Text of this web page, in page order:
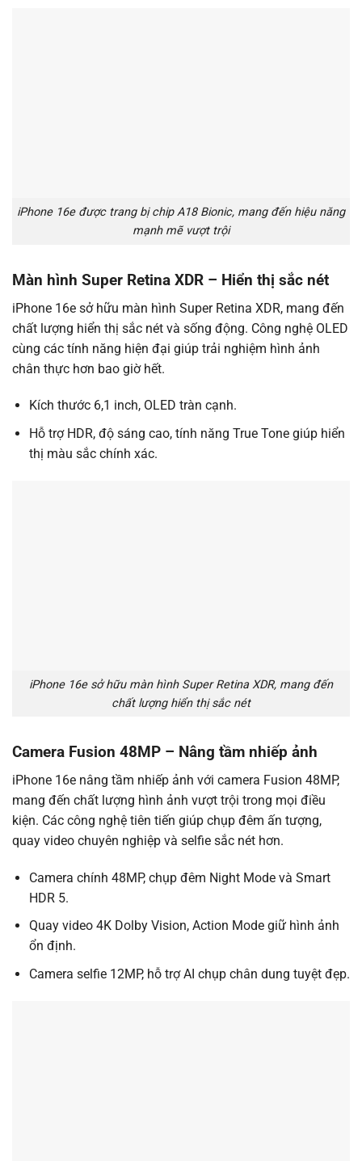
iPhone 16e được trang bị chip A18 Bionic, mang đến hiệu năng
mạnh mẽ vượt trội
Màn hình Super Retina XDR – Hiển thị sắc nét
iPhone 16e sở hữu màn hình Super Retina XDR, mang đến
chất lượng hiển thị sắc nét và sống động. Công nghệ OLED
cùng các tính năng hiện đại giúp trải nghiệm hình ảnh
chân thực hơn bao giờ hết.
Kích thước 6,1 inch, OLED tràn cạnh.
Hỗ trợ HDR, độ sáng cao, tính năng True Tone giúp hiển
thị màu sắc chính xác.
iPhone 16e sở hữu màn hình Super Retina XDR, mang đến
chất lượng hiển thị sắc nét
Camera Fusion 48MP – Nâng tầm nhiếp ảnh
iPhone 16e nâng tầm nhiếp ảnh với camera Fusion 48MP,
mang đến chất lượng hình ảnh vượt trội trong mọi điều
kiện. Các công nghệ tiên tiến giúp chụp đêm ấn tượng,
quay video chuyên nghiệp và selfie sắc nét hơn.
Camera chính 48MP, chụp đêm Night Mode và Smart
HDR 5.
Quay video 4K Dolby Vision, Action Mode giữ hình ảnh
ổn định.
Camera selfie 12MP, hỗ trợ AI chụp chân dung tuyệt đẹp.